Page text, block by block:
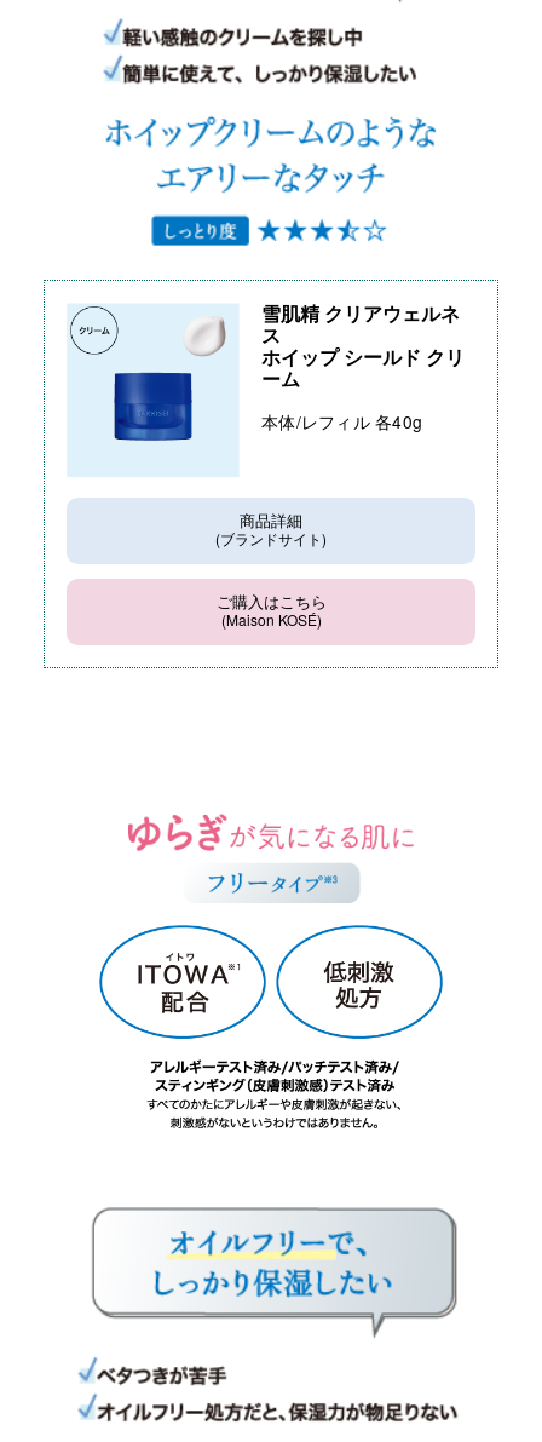
雪肌精 クリアウェルネ
ス
ホイップ シールド クリ
ーム
本体/レフィル 各40g
商品詳細
(ブランドサイト)
ご購入はこちら
(Maison KOSÉ)